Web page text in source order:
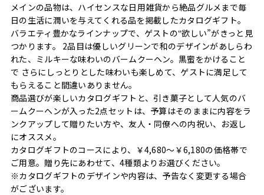
メインの品物は、ハイセンスな日用雑貨から絶品グルメまで毎
日の生活に潤いを与えてくれる品を掲載したカタログギフト。
バラエティ豊かなラインナップで、ゲストの‟欲しい”がきっと見
つかります。 2品目は優しいグリーンで和のデザインがあしらわ
れた、ミルキーな味わいのバームクーヘン。黒蜜をかけること
で さらにしっとりとした味わいも楽しめて、ゲストに満足して
もらえること間違いありません。
商品選びが楽しいカタログギフトと、引き菓子として人気のバ
ームクーヘンが入った2点セットは、予算はそのままに内容をラ
ンクアップして贈りたい方や、友人・同僚への内祝い、お返し
にオススメ。
カタログギフトのコースにより、￥4,680～￥6,180の価格帯で
ご用意。贈り先にあわせて、4種類よりお選びください。
※カタログギフトのデザインや内容は、予告なく変更する場合
がございます。